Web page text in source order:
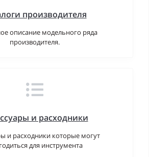
производителя
описание модельного ряда
производителя.
и расходники
и расходники которые могут
для инструмента